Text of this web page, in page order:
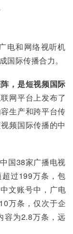
电和网络视听机
国际传播合力。
，是短视频国际
网平台上发布了
生产和跨平台传
频国际传播的中
国38家广播电视
过199万条，包
文账号中，广电
万条，仅次于企
容为2.8万条，远